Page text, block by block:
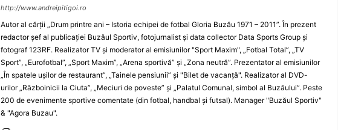
http://www.andreipitigoi.ro
Autor al cărţii „Drum printre ani – Istoria echipei de fotbal Gloria Buzău 1971 – 2011”. În prezent
redactor şef al publicaţiei Buzăul Sportiv, fotojurnalist şi data collector Data Sports Group şi
fotograf 123RF. Realizator TV şi moderator al emisiunilor "Sport Maxim", „Fotbal Total”, „TV
Sport”, „Eurofotbal”, „Sport Maxim”, „Arena sportivă” şi „Zona neutră”. Prezentator al emisiunilor
„În spatele uşilor de restaurant”, „Tainele pensiunii” şi "Bilet de vacanţă". Realizator al DVD-
urilor „Războinicii la Ciuta”, „Meciuri de poveste” şi „Palatul Comunal, simbol al Buzăului”. Peste
200 de evenimente sportive comentate (din fotbal, handbal şi futsal). Manager "Buzăul Sportiv"
& "Agora Buzau".